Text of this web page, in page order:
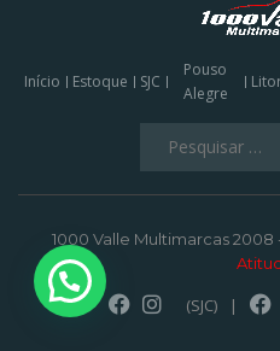
Início Estoque SJC
Pouso
Alegre
1000 Valle Multimarcas 2008
(SJC) |